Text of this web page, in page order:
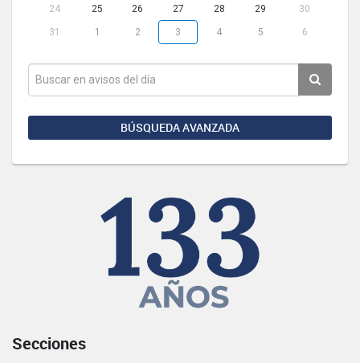
24
25 26 27 28 29 30
31 1 2 3 4 5 6
BÚSQUEDA AVANZADA
Secciones